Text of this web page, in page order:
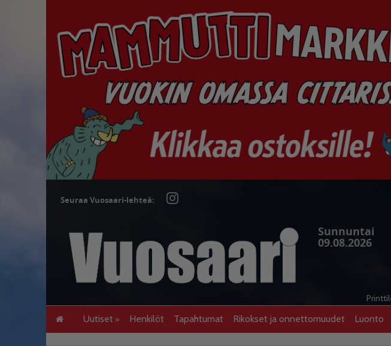
Seuraa Vuosaari-lehteä:
Sunnuntai
09.08.2026
Uutiset Henkilöt Tapahtumat Rikokset ja onnettomuudet Luonto